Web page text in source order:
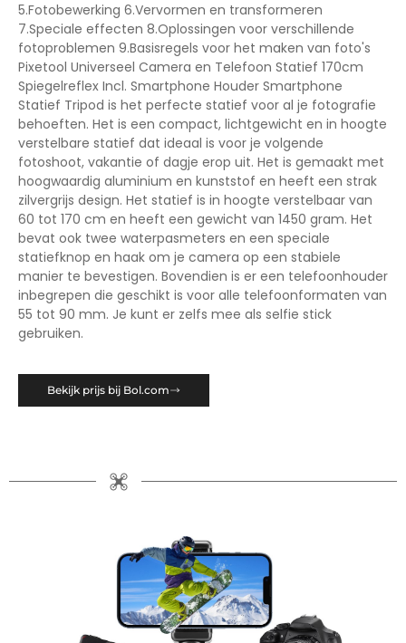
5.Fotobewerking 6.Vervormen en transformeren
7.Speciale effecten 8.Oplossingen voor verschillende
fotoproblemen 9.Basisregels voor het maken van foto's
Pixetool Universeel Camera en Telefoon Statief 170cm
Spiegelreflex Incl. Smartphone Houder Smartphone
Statief Tripod is het perfecte statief voor al je fotografie
behoeften. Het is een compact, lichtgewicht en in hoogte
verstelbare statief dat ideaal is voor je volgende
fotoshoot, vakantie of dagje erop uit. Het is gemaakt met
hoogwaardig aluminium en kunststof en heeft een strak
zilvergrijs design. Het statief is in hoogte verstelbaar van
60 tot 170 cm en heeft een gewicht van 1450 gram. Het
bevat ook twee waterpasmeters en een speciale
statiefknop en haak om je camera op een stabiele
manier te bevestigen. Bovendien is er een telefoonhouder
inbegrepen die geschikt is voor alle telefoonformaten van
55 tot 90 mm. Je kunt er zelfs mee als selfie stick
gebruiken.
Bekijk prijs bij Bol.com